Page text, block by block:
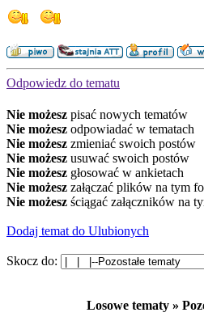
Odpowiedz do tematu
Nie możesz pisać nowych tematów
Nie możesz odpowiadać w tematach
Nie możesz zmieniać swoich postów
Nie możesz usuwać swoich postów
Nie możesz głosować w ankietach
Nie możesz załączać plików na tym
Nie możesz ściągać załączników na
Dodaj temat do Ulubionych
Skocz do:
Losowe tematy »